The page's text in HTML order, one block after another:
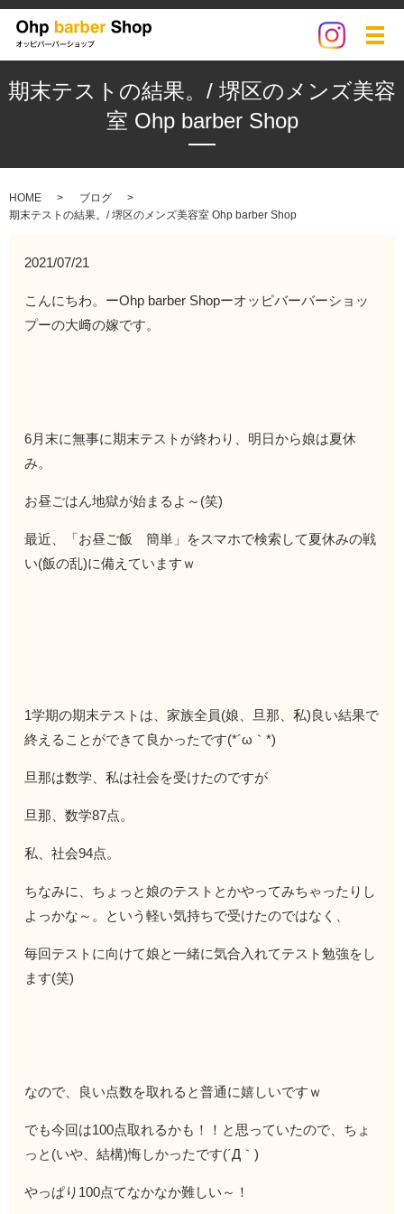
メ
期末テストの結果。/ 堺区のメンズ美容
室 Ohp barber Shop
HOME
ブログ
期末テストの結果。/ 堺区のメンズ美容室 Ohp barber Shop
2021/07/21
こんにちわ。ーOhp barber Shopーオッピバーバーショッ
プーの大﨑の嫁です。
6月末に無事に期末テストが終わり、明日から娘は夏休
み。
お昼ごはん地獄が始まるよ～(笑)
最近、「お昼ご飯 簡単」をスマホで検索して夏休みの戦
い(飯の乱)に備えていますｗ
1学期の期末テストは、家族全員(娘、旦那、私)良い結果で
終えることができて良かったです(*´ω｀*)
旦那は数学、私は社会を受けたのですが
旦那、数学87点。
私、社会94点。
ちなみに、ちょっと娘のテストとかやってみちゃったりし
よっかな～。という軽い気持ちで受けたのではなく、
毎回テストに向けて娘と一緒に気合入れてテスト勉強をし
ます(笑)
なので、良い点数を取れると普通に嬉しいですｗ
でも今回は100点取れるかも！！と思っていたので、ちょ
っと(いや、結構)悔しかったです(´Д｀)
やっぱり100点てなかなか難しい～！